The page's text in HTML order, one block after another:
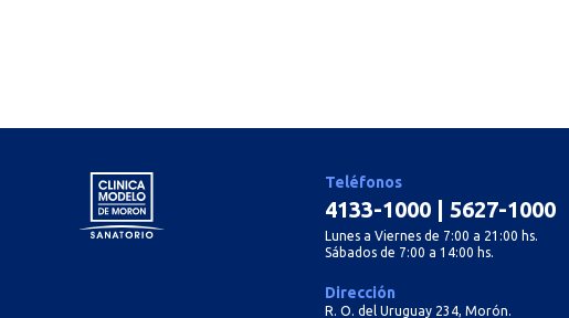
Teléfonos
4133-1000| 5627-1000
Lunes a Viernes de 7:00 a 21:00 hs.
Sábados de 7:00 a 14:00 hs.
Dirección
R. O. del Uruguay 234, Morón.